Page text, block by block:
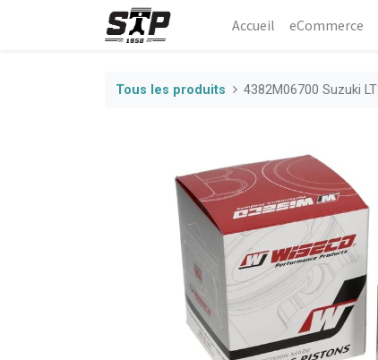
Accueil eCommerce​
Tous les produits 4382M06700 Suzuki